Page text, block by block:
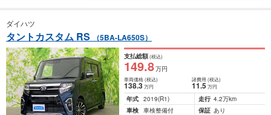
ダイハツ
タントカスタム RS （5BA-LA650S）
支払総額(税込)
149.8万円
車両価格(税込)
138.3万円
諸費用 (税込)
11.5 万円
年式 2019(R1) 走行 4.2万km
車検 車検整備付 保証 あり